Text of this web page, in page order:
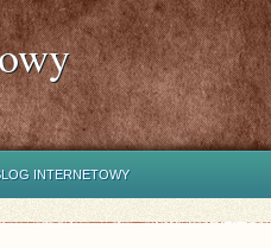
INTERNETOWY